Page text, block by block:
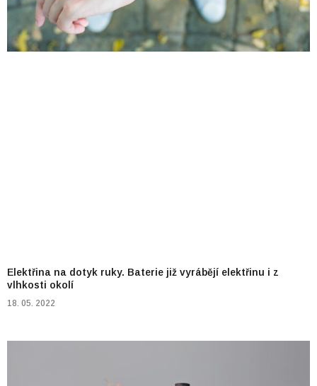
Elektřina na dotyk ruky. Baterie již vyrábějí elektřinu i z
vlhkosti okolí
18. 05. 2022